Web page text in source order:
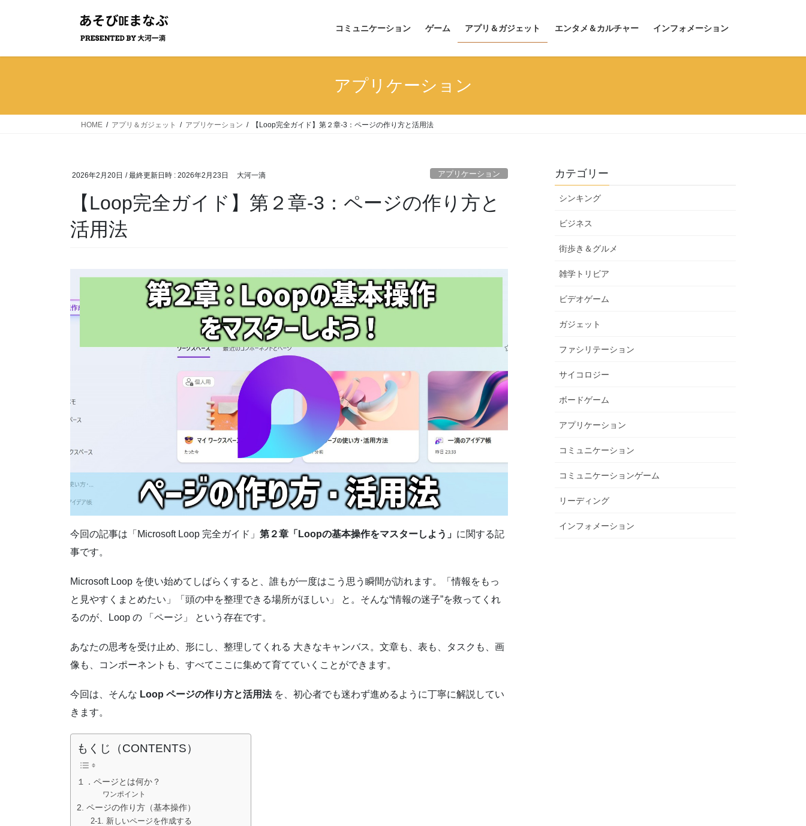
コミュニケーション ゲーム アプリ＆ガジェット エンタメ＆カルチャー インフォメーション
アプリケーション
HOME アプリ＆ガジェット アプリケーション 【Loop完全ガイド】第２章‐3：ページの作り方と活用法
2026年2月20日 / 最終更新日時 : 2026年2月23日 大河一滴 アプリケーション
【Loop完全ガイド】第２章‐3：ページの作り方と
活用法
今回の記事は「Microsoft Loop 完全ガイド」 第２章「Loopの基本操作をマスターしよう」 に関する記
事です。
Microsoft Loop を使い始めてしばらくすると、誰もが一度はこう思う瞬間が訪れます。「情報をもっ
と見やすくまとめたい」「頭の中を整理できる場所がほしい」 と。そんな“情報の迷子”を救ってくれ
るのが、Loop の 「ページ」 という存在です。
あなたの思考を受け止め、形にし、整理してくれる 大きなキャンバス。文章も、表も、タスクも、画
像も、コンポーネントも、すべてここに集めて育てていくことができます。
今回は、そんな Loop ページの作り方と活用法 を、初心者でも迷わず進めるように丁寧に解説してい
きます。
もくじ（CONTENTS）
１．ページとは何か？
ワンポイント
2. ページの作り方（基本操作）
2-1. 新しいページを作成する
カテゴリー
シンキング
ビジネス
街歩き＆グルメ
雑学トリビア
ビデオゲーム
ガジェット
ファシリテーション
サイコロジー
ボードゲーム
アプリケーション
コミュニケーション
コミュニケーションゲーム
リーディング
インフォメーション